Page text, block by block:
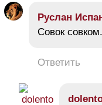
Руслан
Совок
Ответить